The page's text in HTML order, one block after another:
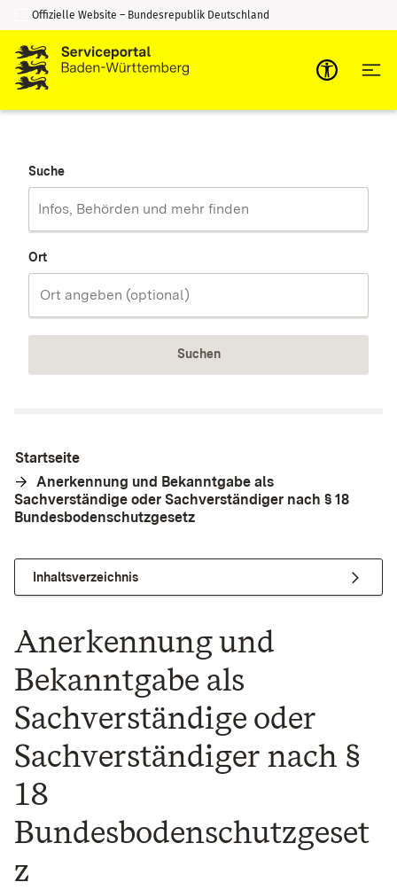
Zum Inhalt springen
Zur Suche springen
Offizielle Website – Bundesrepublik Deutschland
Suche
Ort
Suchen
Startseite
Anerkennung und Bekanntgabe als
Sachverständige oder Sachverständiger nach § 18
Bundesbodenschutzgesetz
Inhaltsverzeichnis
Anerkennung und
Bekanntgabe als
Sachverständige oder
Sachverständiger nach §
18
Bundesbodenschutzgeset
z